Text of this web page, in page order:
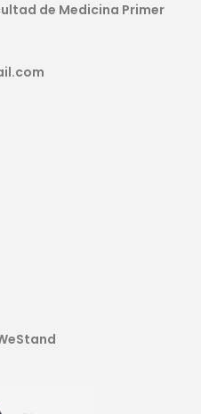
de Medicina Primer